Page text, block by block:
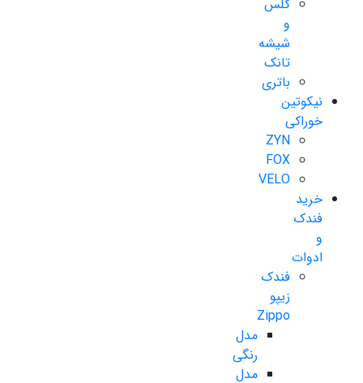
گلس
و
شیشه
تانک
باتری
نیکوتین
خوراکی
ZYN
FOX
VELO
خرید
فندک
و
ادوات
فندک
زیپو
Zippo
مدل
رنگی
مدل